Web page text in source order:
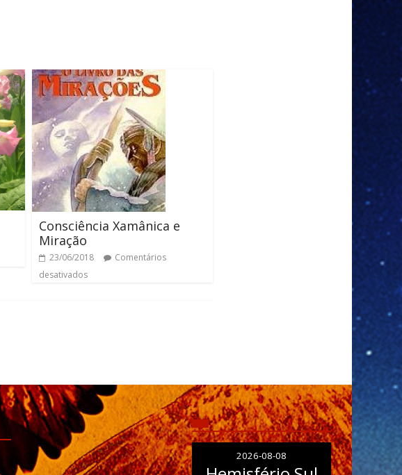
Consciência Xamânica e
Miração
23/06/2018
Comentários
desativados
2026-08-08